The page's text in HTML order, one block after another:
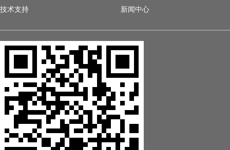
技术支持 新闻中心